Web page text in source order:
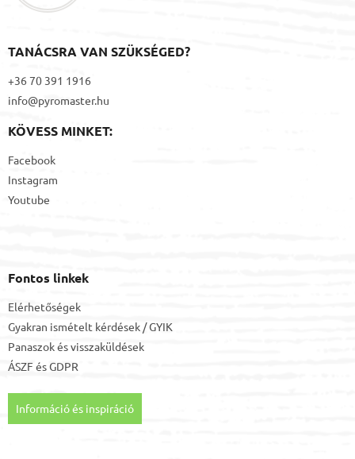
TANÁCSRA VAN SZÜKSÉGED?
+36 70 391 1916
info@pyromaster.hu
KÖVESS MINKET:
Facebook
Instagram
Youtube
Fontos linkek
Elérhetőségek
Gyakran ismételt kérdések / GYIK
Panaszok és visszaküldések
ÁSZF ésGDPR
Információ és inspiráció